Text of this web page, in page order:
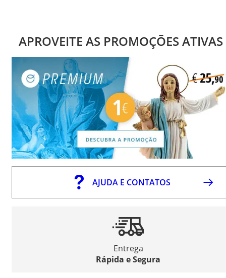
APROVEITE AS PROMOÇÕES ATIVAS
AJUDA E CONTATOS
Entrega
Rápida e Segura